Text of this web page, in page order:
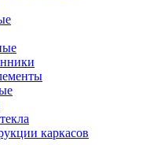
каркасов